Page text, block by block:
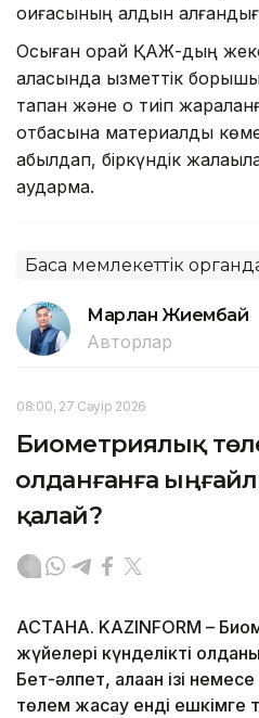
оқиғасының алдын
Осыған орай ҚАЖ-дың
қаласында қызметтік
тапқан және оқ тиіп
отбасына материалдық
қабылдап, біркүндік
аудармақ.
Басқа мемлекеттік
Марлан Жиембай
Авторлар
08:00, 27 Сәуір 2026
Биометриялық
Қолданғанға
қалай?
АСТАНА. KAZINFORM –
жүйелері күнделікті
Бет-әлпет, алақан ізі
төлем жасау енді ешкімге